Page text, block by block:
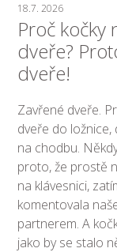
18.7. 2026
Proč kočky
dveře?
dveře!
Zavřené dveře.
dveře do
na chodbu.
proto, že prostě
na klávesnici,
komentovala
partnerem. A
jako by se stalo